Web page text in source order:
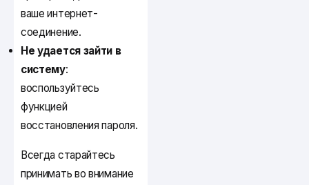
ваше интернет-
соединение.
Не удается зайти в
систему:
воспользуйтесь
функцией
восстановления пароля.
Всегда старайтесь
принимать во внимание